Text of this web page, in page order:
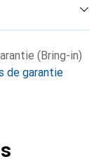
(Bring-in)
de garantie